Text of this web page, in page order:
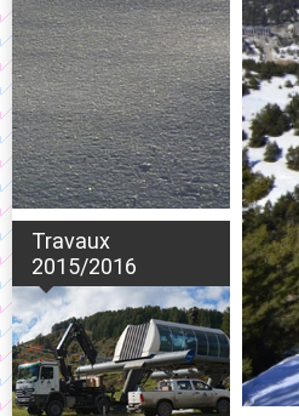
Travaux
2015/2016